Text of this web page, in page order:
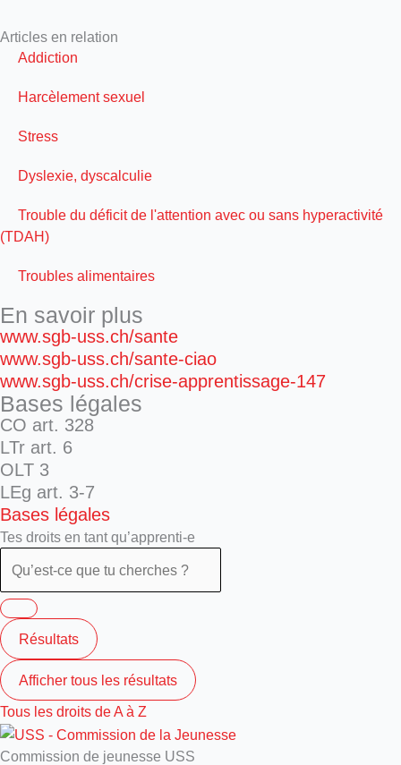
Articles en relation
Addiction
Harcèlement sexuel
Stress
Dyslexie, dyscalculie
Trouble du déficit de l'attention avec ou sans hyperactivité
(TDAH)
Troubles alimentaires
En savoir plus
www.sgb-uss.ch/sante
www.sgb-uss.ch/sante-ciao
www.sgb-uss.ch/crise-apprentissage-147
Bases légales
CO art. 328
LTr art. 6
OLT 3
LEg art. 3-7
Bases légales
Tes droits en tant qu’apprenti-e
Résultats
Afficher tous les résultats
Tous les droits de A à Z
Commission de jeunesse USS